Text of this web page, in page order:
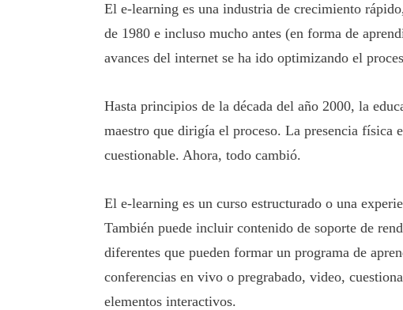
El e-learning es una industria de crecimiento
de 1980 e incluso mucho antes (en forma de
avances del internet se ha ido optimizando el
Hasta principios de la década del año 2000, la
maestro que dirigía el proceso. La presencia
cuestionable. Ahora, todo cambió.
El e-learning es un curso estructurado o una
También puede incluir contenido de soporte de
diferentes que pueden formar un programa de
conferencias en vivo o pregrabado, video,
elementos interactivos.